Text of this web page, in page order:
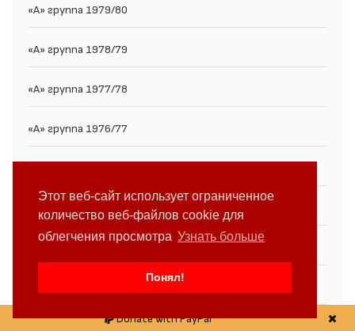
Этот веб-сайт использует ограниченное
количество веб-файлов cookie для
облегчения просмотра Узнать больше
Понял!
«А» группа 1979/80
«А» группа 1978/79
«А» группа 1977/78
«А» группа 1976/77
«А» группа 1974/75
«А» группа 1973/74
«А» группа 1971/72
Donate with PayPal